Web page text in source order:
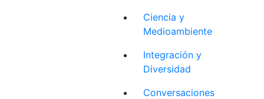
Ciencia y
Medioambiente
Integración y
Diversidad
Conversaciones